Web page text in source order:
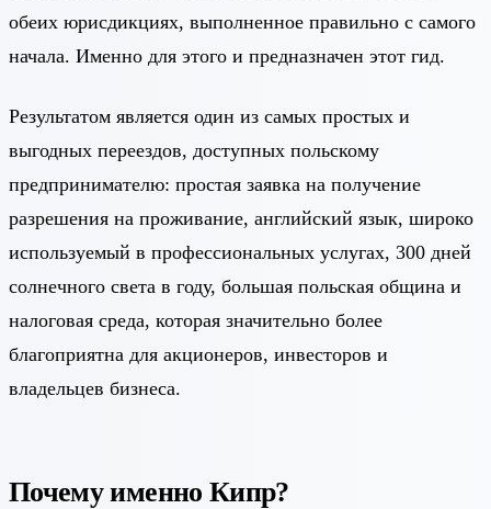
обеих юрисдикциях, выполненное правильно с самого
начала. Именно для этого и предназначен этот гид.
Результатом является один из самых простых и
выгодных переездов, доступных польскому
предпринимателю: простая заявка на получение
разрешения на проживание, английский язык, широко
используемый в профессиональных услугах, 300 дней
солнечного света в году, большая польская община и
налоговая среда, которая значительно более
благоприятна для акционеров, инвесторов и
владельцев бизнеса.
Почему именно Кипр?